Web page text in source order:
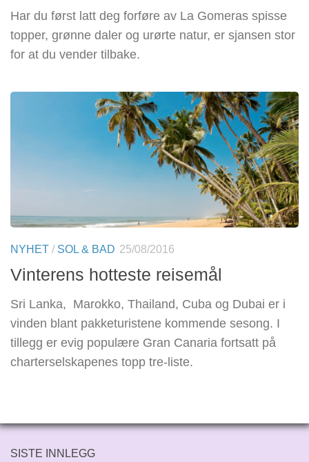
Har du først latt deg forføre av La Gomeras spisse
topper, grønne daler og urørte natur, er sjansen stor
for at du vender tilbake.
NYHET / SOL & BAD 25/08/2016
Vinterens hotteste reisemål
Sri Lanka, Marokko, Thailand, Cuba og Dubai er i
vinden blant pakketuristene kommende sesong. I
tillegg er evig populære Gran Canaria fortsatt på
charterselskapenes topp tre-liste.
SISTE INNLEGG